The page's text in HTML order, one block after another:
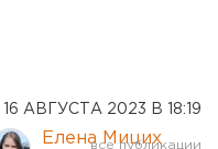
16 АВГУСТА 2023 В 18:19
Елена Мицих